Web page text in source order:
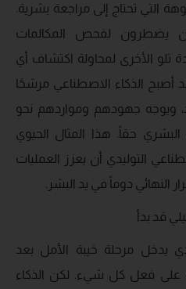
التي تحتاج إلى مراجعة بشرية.
يضطرون لفحص المكالمات
تلو الأخرى لمحاولة اكتشاف أي
أصبح الذكاء الاصطناعي مرشحًا
ويوجه جهودهم ومواردهم نحو
البشري حقاً. هذا المثال الحيوي
التوليدي أن يعزز العمليات
النهائي دوماً في يد البشر.
قد بدأ
يدخل مرحلة خيبة الأمل بعد
على فعل كل شيء. لكن الذكاء